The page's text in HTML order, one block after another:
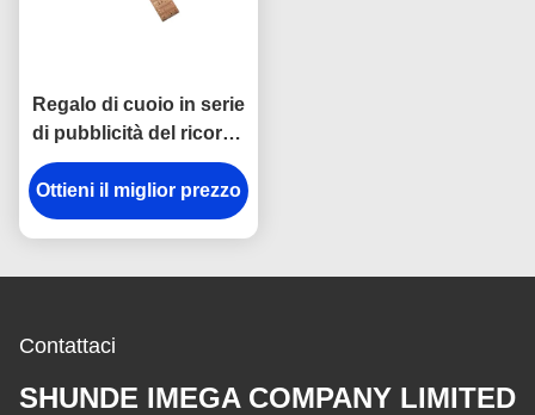
Regalo di cuoio in serie
di pubblicità del ricordo
di Cork Plain Leather
Keyring 12mm
Keychains
Ottieni il miglior prezzo
Contattaci
SHUNDE IMEGA COMPANY LIMITED